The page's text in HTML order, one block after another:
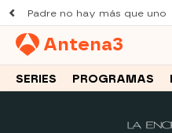
Padre no hay más que uno
Antena3
SERIES PROGRAMAS